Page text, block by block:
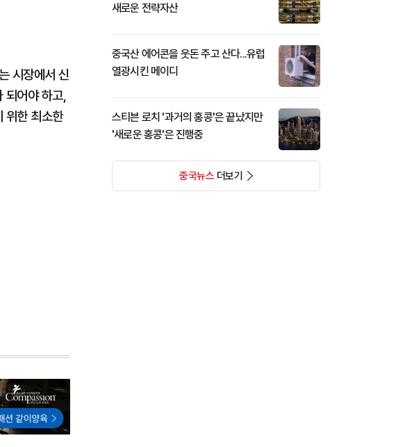
시장에서 신
되어야 하고,
위한 최소한
새로운 전략자산
중국산 에어콘을 웃돈 주고 산다...유럽
열광시킨 메이디
스티븐 로치 '과거의 홍콩'은 끝났지만
'새로운 홍콩'은 진행중
중국뉴스더보기